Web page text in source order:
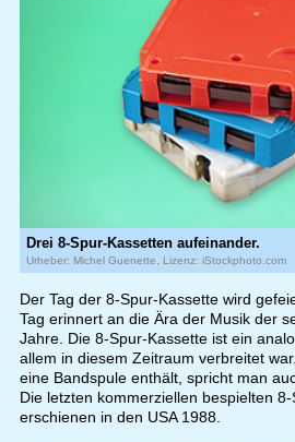
Drei 8-Spur-Kassetten aufeinander.
Urheber: Michel Guenette, Lizenz: iStockphoto.com
Der Tag der 8-Spur-Kassette wird
Tag erinnert an die Ära der Musik der
Jahre. Die 8-Spur-Kassette ist ein
allem in diesem Zeitraum verbreitet
eine Bandspule enthält, spricht man
Die letzten kommerziellen bespielten
erschienen in den USA 1988.